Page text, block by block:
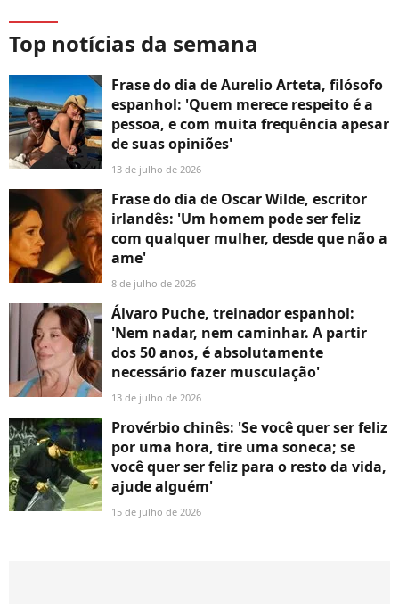
Top notícias da semana
Frase do dia de Aurelio Arteta, filósofo
espanhol: 'Quem merece respeito é a
pessoa, e com muita frequência apesar
de suas opiniões'
13 de julho de 2026
Frase do dia de Oscar Wilde, escritor
irlandês: 'Um homem pode ser feliz
com qualquer mulher, desde que não a
ame'
8 de julho de 2026
Álvaro Puche, treinador espanhol:
'Nem nadar, nem caminhar. A partir
dos 50 anos, é absolutamente
necessário fazer musculação'
13 de julho de 2026
Provérbio chinês: 'Se você quer ser feliz
por uma hora, tire uma soneca; se
você quer ser feliz para o resto da vida,
ajude alguém'
15 de julho de 2026